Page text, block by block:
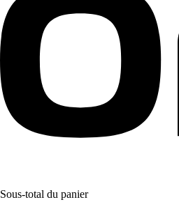
Sous-total du panier